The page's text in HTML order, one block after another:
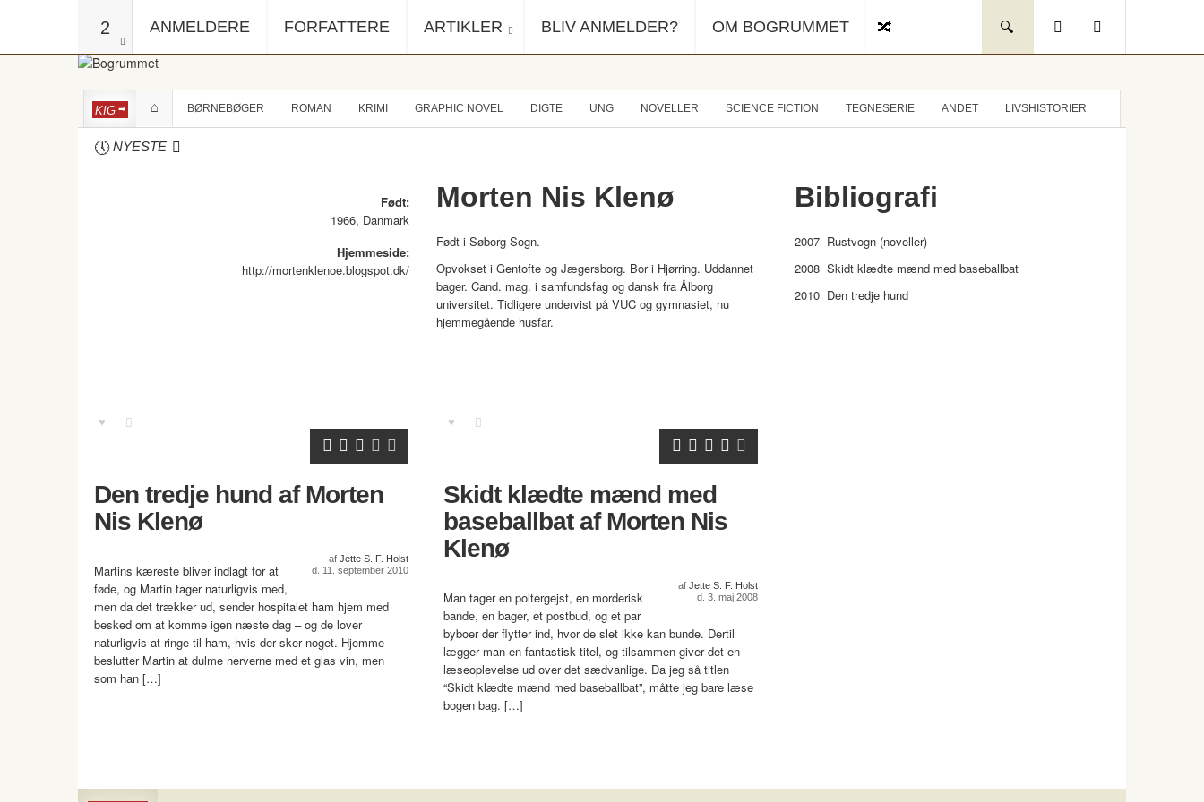
2 ANMELDERE FORFATTERE ARTIKLER BLIV ANMELDER? OM BOGRUMMET
KIG BØRNEBØGER ROMAN KRIMI GRAPHIC NOVEL DIGTE UNG NOVELLER SCIENCE FICTION TEGNESERIE ANDET LIVSHISTORIER
NYESTE
Født:
1966, Danmark
Hjemmeside:
http://mortenklenoe.blogspot.dk/
Morten Nis Klenø
Født i Søborg Sogn.
Opvokset i Gentofte og Jægersborg. Bor i Hjørring. Uddannet
bager. Cand. mag. i samfundsfag og dansk fra Ålborg
universitet. Tidligere undervist på VUC og gymnasiet, nu
hjemmegående husfar.
Bibliografi
2007 Rustvogn (noveller)
2008 Skidt klædte mænd med baseballbat
2010 Den tredje hund
Den tredje hund af Morten
Nis Klenø
af Jette S. F. Holst
d. 11. september 2010
Martins kæreste bliver indlagt for at
føde, og Martin tager naturligvis med,
men da det trækker ud, sender hospitalet ham hjem med
besked om at komme igen næste dag – og de lover
naturligvis at ringe til ham, hvis der sker noget. Hjemme
beslutter Martin at dulme nerverne med et glas vin, men
som han […]
Skidt klædte mænd med
baseballbat af Morten Nis
Klenø
af Jette S. F. Holst
d. 3. maj 2008
Man tager en poltergejst, en morderisk
bande, en bager, et postbud, og et par
byboer der flytter ind, hvor de slet ikke kan bunde. Dertil
lægger man en fantastisk titel, og tilsammen giver det en
læseoplevelse ud over det sædvanlige. Da jeg så titlen
“Skidt klædte mænd med baseballbat”, måtte jeg bare læse
bogen bag. […]